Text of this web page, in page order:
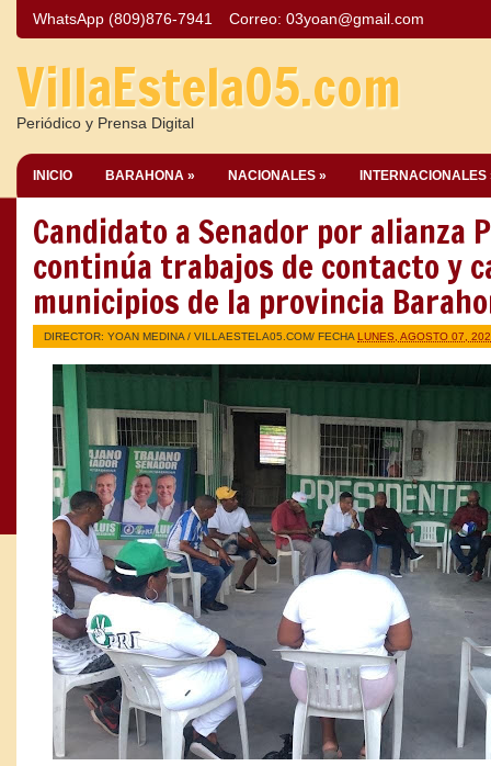
WhatsApp (809)876-7941 Correo: 03yoan@gmail.com
VillaEstela05.com
Periódico y Prensa Digital
INICIO BARAHONA » NACIONALES » INTERNACIONALES
Candidato a Senador por alianza
continúa trabajos de contacto y
municipios de la provincia
DIRECTOR: YOAN MEDINA / VILLAESTELA05.COM/ FECHA LUNES, AGOSTO 07,